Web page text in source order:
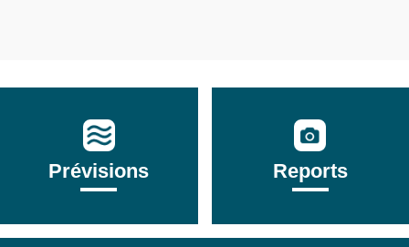
Prévisions Reports